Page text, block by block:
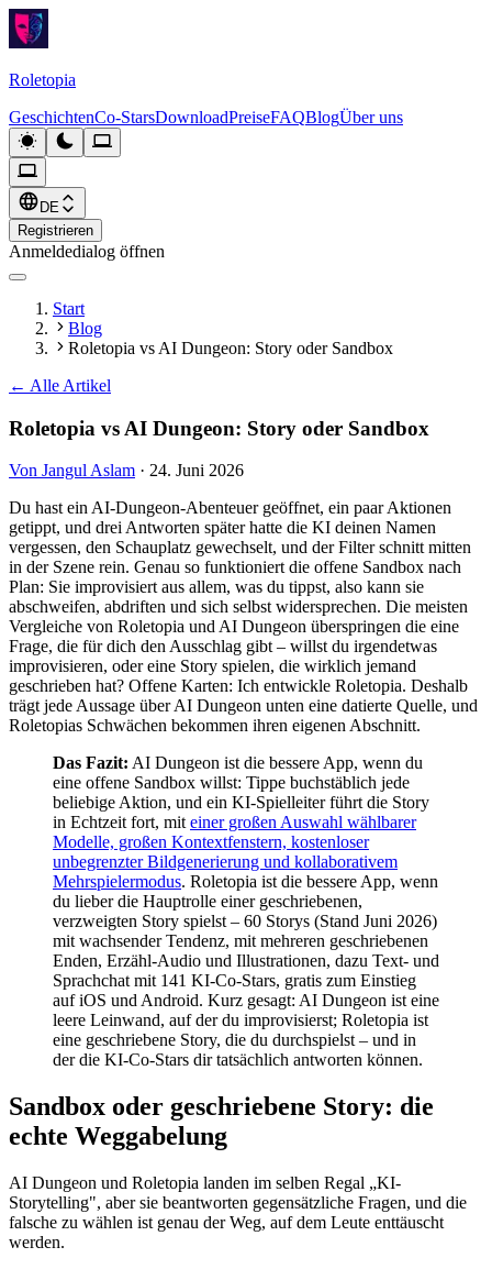
Roletopia
GeschichtenCo-StarsDownloadPreiseFAQBlogÜber uns
DE
Registrieren
Anmeldedialog öffnen
Start
Blog
Roletopia vs AI Dungeon: Story oder Sandbox
← Alle Artikel
Roletopia vs AI Dungeon: Story oder Sandbox
Von Jangul Aslam · 24. Juni 2026
Du hast ein AI-Dungeon-Abenteuer geöffnet, ein paar Aktionen
getippt, und drei Antworten später hatte die KI deinen Namen
vergessen, den Schauplatz gewechselt, und der Filter schnitt mitten
in der Szene rein. Genau so funktioniert die offene Sandbox nach
Plan: Sie improvisiert aus allem, was du tippst, also kann sie
abschweifen, abdriften und sich selbst widersprechen. Die meisten
Vergleiche von Roletopia und AI Dungeon überspringen die eine
Frage, die für dich den Ausschlag gibt – willst du irgendetwas
improvisieren, oder eine Story spielen, die wirklich jemand
geschrieben hat? Offene Karten: Ich entwickle Roletopia. Deshalb
trägt jede Aussage über AI Dungeon unten eine datierte Quelle, und
Roletopias Schwächen bekommen ihren eigenen Abschnitt.
Das Fazit: AI Dungeon ist die bessere App, wenn du
eine offene Sandbox willst: Tippe buchstäblich jede
beliebige Aktion, und ein KI-Spielleiter führt die Story
in Echtzeit fort, miteiner großen Auswahl wählbarer
Modelle, großen Kontextfenstern, kostenloser
unbegrenzter Bildgenerierung und kollaborativem
Mehrspielermodus. Roletopia ist die bessere App, wenn
du lieber die Hauptrolle einer geschriebenen,
verzweigten Story spielst – 60 Storys (Stand Juni 2026)
mit wachsender Tendenz, mit mehreren geschriebenen
Enden, Erzähl-Audio und Illustrationen, dazu Text- und
Sprachchat mit 141 KI-Co-Stars, gratis zum Einstieg
auf iOS und Android. Kurz gesagt: AI Dungeon ist eine
leere Leinwand, auf der du improvisierst; Roletopia ist
eine geschriebene Story, die du durchspielst – und in
der die KI-Co-Stars dir tatsächlich antworten können.
Sandbox oder geschriebene Story: die
echte Weggabelung
AI Dungeon und Roletopia landen im selben Regal „KI-
Storytelling", aber sie beantworten gegensätzliche Fragen, und die
falsche zu wählen ist genau der Weg, auf dem Leute enttäuscht
werden.